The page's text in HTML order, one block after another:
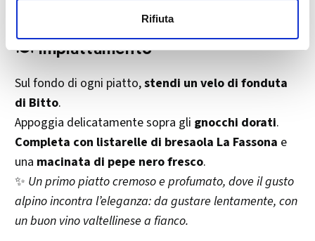
Rifiuta
🍽️ Impiattamento
Sul fondo di ogni piatto,stendi un velo di fonduta
di Bitto.
Appoggia delicatamente sopra gli gnocchi dorati.
Completa con listarelle di bresaola La Fassona e
una macinata di pepe nero fresco.
✨ Un primo piatto cremoso e profumato, dove il gusto
alpino incontra l’eleganza: da gustare lentamente, con
un buon vino valtellinese a fianco.